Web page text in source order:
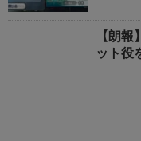
【朗
ット役